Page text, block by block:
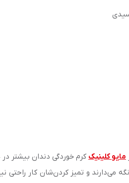
مایو کلینیک کرم خوردگی دندان بیشتر
می‌دارند و تمیز کردن‌شان کار راحتی